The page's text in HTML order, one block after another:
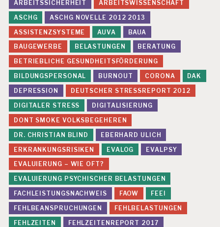
ARBEITSSICHERHEIT
ARBEITSWISSENSCHAFT
ASCHG
ASCHG NOVELLE 2012 2013
ASSISTENZSYSTEME
AUVA
BAUA
BAUGEWERBE
BELASTUNGEN
BERATUNG
BETRIEBLICHE GESUNDHEITSFÖRDERUNG
BILDUNGSPERSONAL
BURNOUT CORONA
DAK
DEPRESSION
DEUTSCHER STRESSREPORT 2012
DIGITALER STRESS
DIGITALISIERUNG
DONT SMOKE VOLKSBEGEHEREN
DR. CHRISTIAN BLIND
EBERHARD ULICH
ERKRANKUNGSRISIKEN
EVALOG
EVALPSY
EVALUIERUNG – WIE OFT?
EVALUIERUNG PSYCHISCHER BELASTUNGEN
FACHLEISTUNGSNACHWEIS
FAOW
FEEI
FEHLBEANSPRUCHUNGEN
FEHLBELASTUNGEN
FEHLZEITEN
FEHLZEITENREPORT 2017